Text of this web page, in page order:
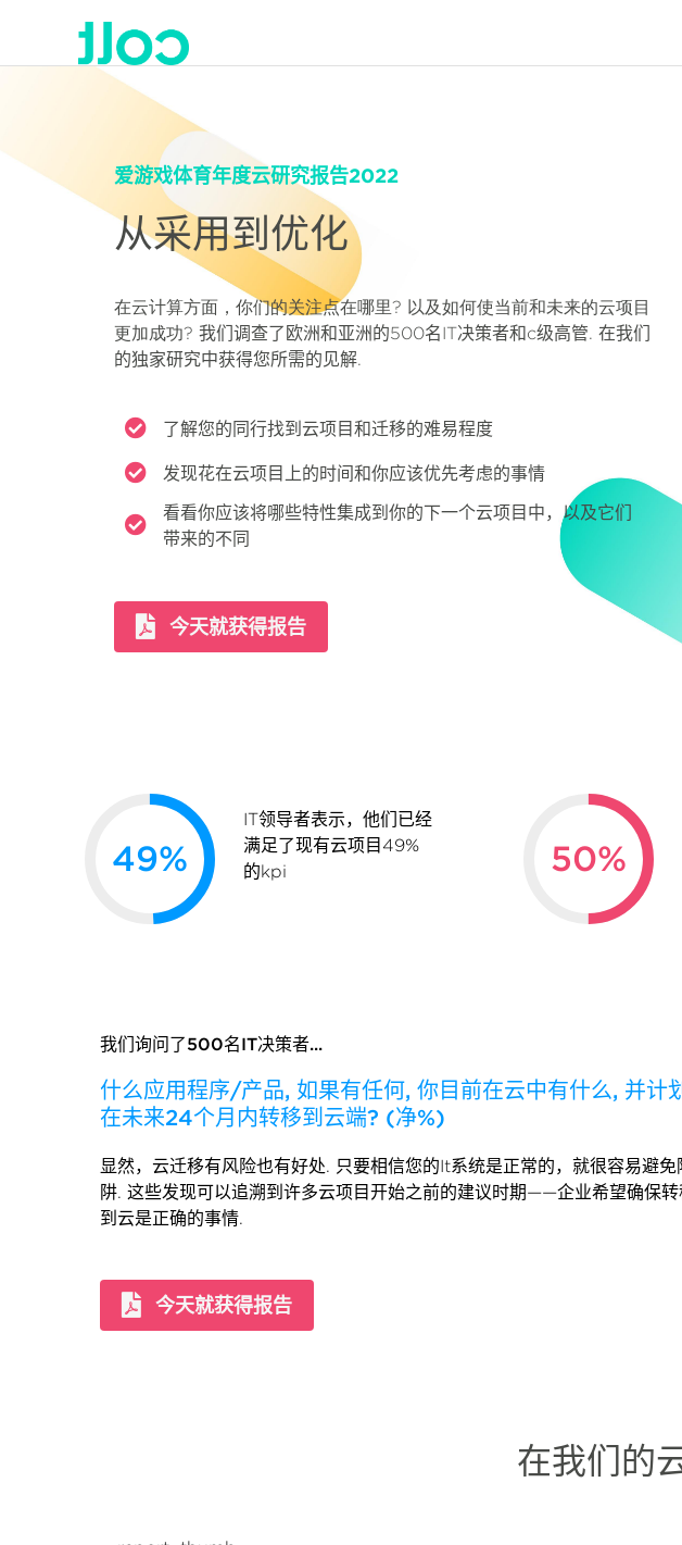
爱游戏体育年度云研究报告2022
从采用到优化
在云计算方面，你们的关注点在哪里? 以及如何使当前和未来的云项目
更加成功?我们调查了欧洲和亚洲的500名IT决策者和c级高管. 在我们
的独家研究中获得您所需的见解.
了解您的同行找到云项目和迁移的难易程度
发现花在云项目上的时间和你应该优先考虑的事情
看看你应该将哪些特性集成到你的下一个云项目中，以及它们
带来的不同
今天就获得报告
49%
IT领导者表示，他们已经
满足了现有云项目49%
的kpi
50%
我们询问了500名IT决策者...
什么应用程序/产品, 如果有任何, 你目前在云中有什么, 并计
在未来24个月内转移到云端? (净%)
显然，云迁移有风险也有好处. 只要相信您的It系统是正常的，就很容易避免
阱. 这些发现可以追溯到许多云项目开始之前的建议时期——企业希望确保
到云是正确的事情.
今天就获得报告
在我们的